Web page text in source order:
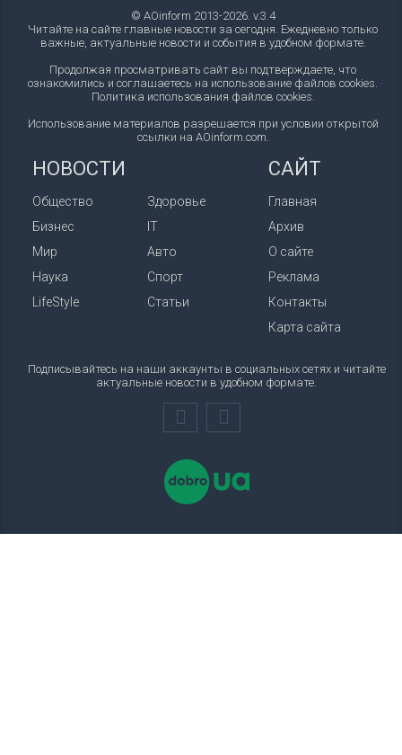
© AOinform 2013-2026. v.3.4
Читайте на сайте главные новости за сегодня. Ежедневно только
важные, актуальные новости и события в удобном формате.
Продолжая просматривать сайт вы подтверждаете, что
ознакомились и соглашаетесь на использование файлов cookies.
Политика использования файлов cookies.
Использование материалов разрешается при условии открытой
ссылки на AOinform.com.
НОВОСТИ
Общество
Бизнес
Мир
Наука
LifeStyle
Здоровье
IT
Авто
Спорт
Статьи
САЙТ
Главная
Архив
О сайте
Реклама
Контакты
Карта сайта
Подписывайтесь на наши аккаунты в социальных сетях и читайте
актуальные новости в удобном формате.